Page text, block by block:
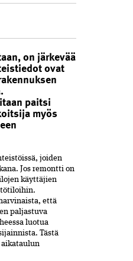
on järkevää
ovat
paitsi
myös
joiden
Jos remontti on
käyttäjien
että
paljastuva
luotua
Tästä
aikataulun